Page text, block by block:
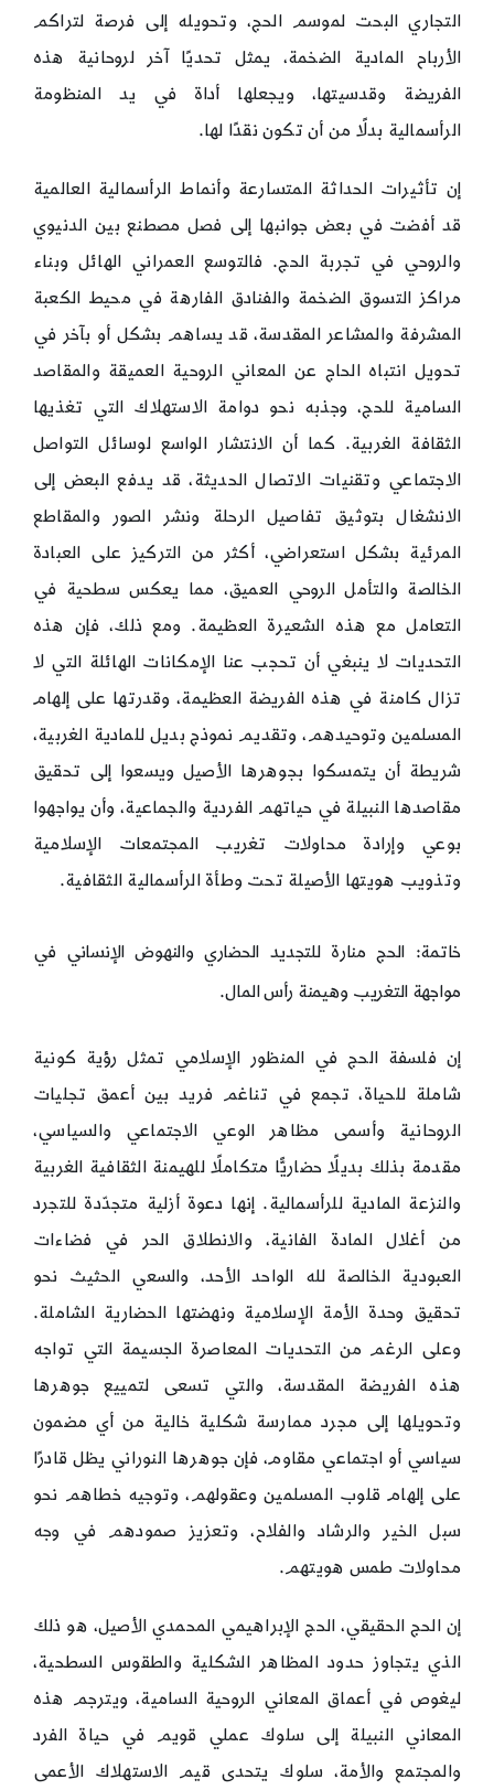
التجاري البحت لموسم الحج، وتحويله إلى فرصة لتراكم
الأرباح المادية الضخمة، يمثل تحديًا آخر لروحانية هذه
الفريضة وقدسيتها، ويجعلها أداة في يد المنظومة
الرأسمالية بدلًا من أن تكون نقدًا لها.
إن تأثيرات الحداثة المتسارعة وأنماط الرأسمالية العالمية
قد أفضت في بعض جوانبها إلى فصل مصطنع بين الدنيوي
والروحي في تجربة الحج. فالتوسع العمراني الهائل وبناء
مراكز التسوق الضخمة والفنادق الفارهة في محيط الكعبة
المشرفة والمشاعر المقدسة، قد يساهم بشكل أو بآخر في
تحويل انتباه الحاج عن المعاني الروحية العميقة والمقاصد
السامية للحج، وجذبه نحو دوامة الاستهلاك التي تغذيها
الثقافة الغربية. كما أن الانتشار الواسع لوسائل التواصل
الاجتماعي وتقنيات الاتصال الحديثة، قد يدفع البعض إلى
الانشغال بتوثيق تفاصيل الرحلة ونشر الصور والمقاطع
المرئية بشكل استعراضي، أكثر من التركيز على العبادة
الخالصة والتأمل الروحي العميق، مما يعكس سطحية في
التعامل مع هذه الشعيرة العظيمة. ومع ذلك، فإن هذه
التحديات لا ينبغي أن تحجب عنا الإمكانات الهائلة التي لا
تزال كامنة في هذه الفريضة العظيمة، وقدرتها على إلهام
المسلمين وتوحيدهم، وتقديم نموذج بديل للمادية الغربية،
شريطة أن يتمسكوا بجوهرها الأصيل ويسعوا إلى تحقيق
مقاصدها النبيلة في حياتهم الفردية والجماعية، وأن يواجهوا
بوعي وإرادة محاولات تغريب المجتمعات الإسلامية
وتذويب هويتها الأصيلة تحت وطأة الرأسمالية الثقافية.
خاتمة: الحج منارة للتجديد الحضاري والنهوض الإنساني في
مواجهة التغريب وهيمنة رأس المال.
إن فلسفة الحج في المنظور الإسلامي تمثل رؤية كونية
شاملة للحياة، تجمع في تناغم فريد بين أعمق تجليات
الروحانية وأسمى مظاهر الوعي الاجتماعي والسياسي،
مقدمة بذلك بديلًا حضاريًّا متكاملًا للهيمنة الثقافية الغربية
والنزعة المادية للرأسمالية. إنها دعوة أزلية متجدّدة للتجرد
من أغلال المادة الفانية، والانطلاق الحر في فضاءات
العبودية الخالصة لله الواحد الأحد، والسعي الحثيث نحو
تحقيق وحدة الأمة الإسلامية ونهضتها الحضارية الشاملة.
وعلى الرغم من التحديات المعاصرة الجسيمة التي تواجه
هذه الفريضة المقدسة، والتي تسعى لتمييع جوهرها
وتحويلها إلى مجرد ممارسة شكلية خالية من أي مضمون
سياسي أو اجتماعي مقاوم، فإن جوهرها النوراني يظل قادرًا
على إلهام قلوب المسلمين وعقولهم، وتوجيه خطاهم نحو
سبل الخير والرشاد والفلاح، وتعزيز صمودهم في وجه
محاولات طمس هويتهم.
إن الحج الحقيقي، الحج الإبراهيمي المحمدي الأصيل، هو ذلك
الذي يتجاوز حدود المظاهر الشكلية والطقوس السطحية،
ليغوص في أعماق المعاني الروحية السامية، ويترجم هذه
المعاني النبيلة إلى سلوك عملي قويم في حياة الفرد
والمجتمع والأمة، سلوك يتحدى قيم الاستهلاك الأعمى